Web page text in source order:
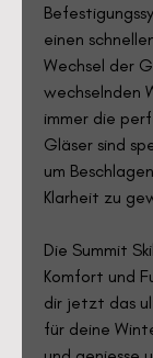
einen
Wechsel der
wechselnden
immer die
Gläser sind
um
Klarheit zu
Die Summit
Komfort und
dir jetzt das
für deine